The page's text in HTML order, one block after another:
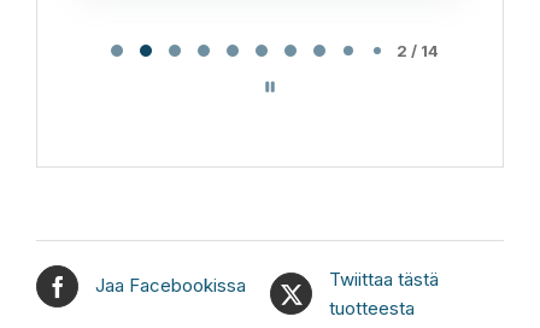
2 / 14
Jaa Facebookissa
Twiittaa tästä
tuotteesta